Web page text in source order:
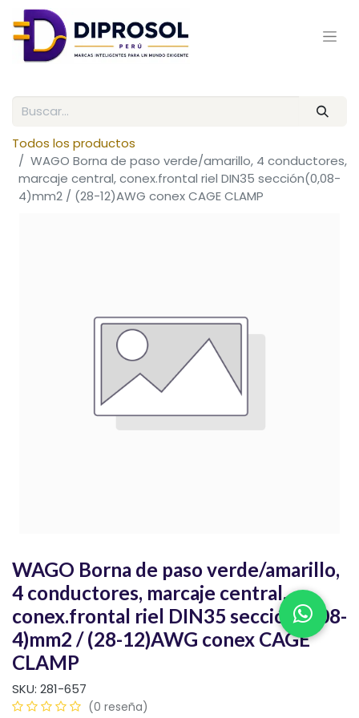
Todos los productos
WAGO Borna de paso verde/amarillo, 4 conductores,
marcaje central, conex.frontal riel DIN35 sección(0,08-
4)mm2 / (28-12)AWG conex CAGE CLAMP
WAGO Borna de paso verde/amarillo,
4 conductores, marcaje central,
conex.frontal riel DIN35 sección(0,08-
4)mm2 / (28-12)AWG conex CAGE
CLAMP
SKU: 281-657
(0 reseña)